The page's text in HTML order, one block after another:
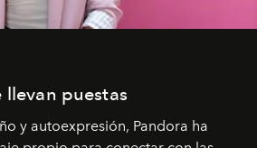
llevan puestas
y autoexpresión, Pandora ha